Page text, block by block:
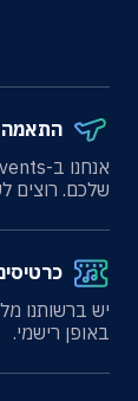
התאמה
שלכם. רוצים
יש ברשותנו
באופן רישמי.